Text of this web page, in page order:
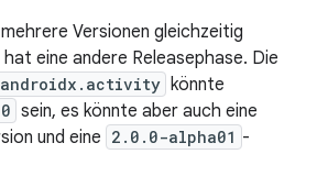
Versionen gleichzeitig
eine andere Releasephase. Die
androidx.activity könnte
sein, es könnte aber auch eine
und eine 2.0.0-alpha01 -